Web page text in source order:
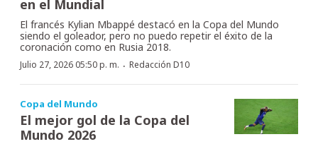
en el Mundial
El francés Kylian Mbappé destacó en la Copa del Mundo
siendo el goleador, pero no puedo repetir el éxito de la
coronación como en Rusia 2018.
Julio 27, 2026 05:50 p. m. · Redacción D10
Copa del Mundo
El mejor gol de la Copa del
Mundo 2026